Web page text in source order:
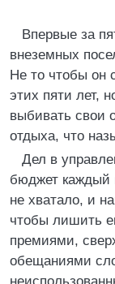
Впервые за
внеземных
Не то чтобы он
этих пяти лет,
выбивать свои
отдыха, что
Дел в
бюджет каждый
не хватало, и
чтобы лишить
премиями,
обещаниями